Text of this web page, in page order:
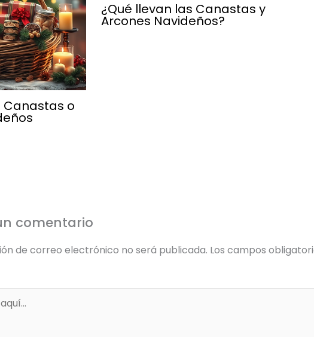
Canastas o
¿Qué llevan las Canastas y
Arcones Navideños?
comentario
de correo electrónico no será publicada. Los campos